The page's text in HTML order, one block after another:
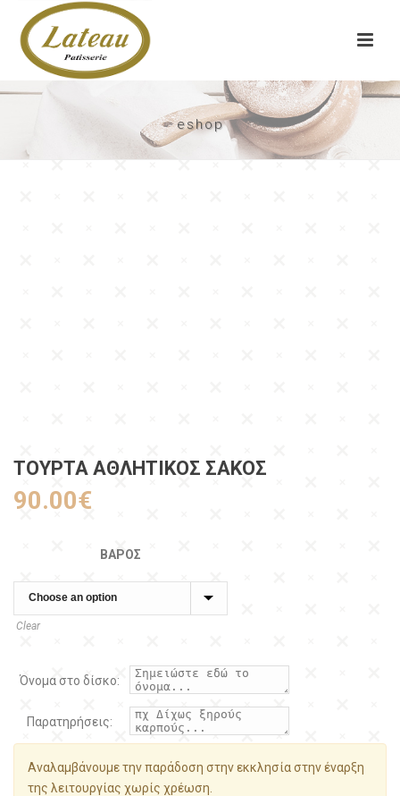
eshop
ΤΟΥΡΤΑ ΑΘΛΗΤΙΚΌΣ ΣΆΚΟΣ
90.00€
ΒΆΡΟΣ
Clear
Όνομα στο δίσκο:
Παρατηρήσεις:
Αναλαμβάνουμε την παράδοση στην εκκλησία στην έναρξη
της λειτουργίας χωρίς χρέωση.